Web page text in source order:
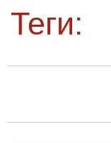
Теги: